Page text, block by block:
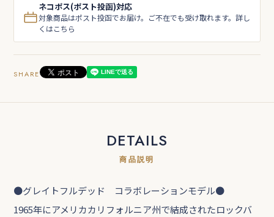
ネコポス(ポスト投函)対応
対象商品はポスト投函でお届け。ご不在でも受け取れます。詳し
くはこちら
SHARE
DETAILS
商品説明
●グレイトフルデッド コラボレーションモデル●
1965年にアメリカカリフォルニア州で結成されたロックバ